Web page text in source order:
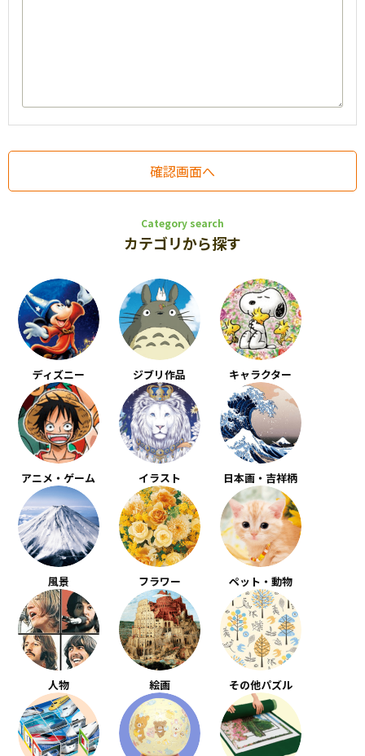
Category search
カテゴリから探す
ディズニー ジブリ作品 キャラクター
アニメ・ゲーム イラスト 日本画・吉祥柄
風景 フラワー ペット・動物
人物 絵画 その他パズル